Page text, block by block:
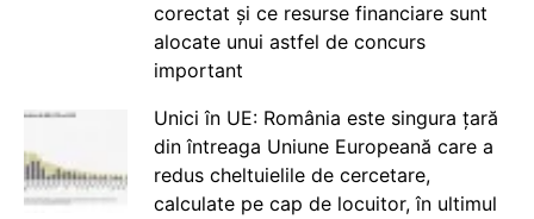
corectat și ce resurse financiare sunt
alocate unui astfel de concurs
important
Unici în UE: România este singura țară
din întreaga Uniune Europeană care a
redus cheltuielile de cercetare,
calculate pe cap de locuitor, în ultimul